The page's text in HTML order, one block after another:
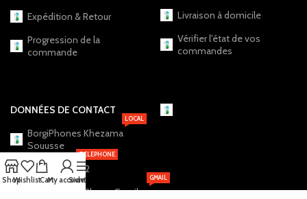
Expédition & Retour
Progression de la
commande
Livraison à domicile
Vérifier l'état de vos
commandes
DONNÉES DE CONTACT
BorgiPhones Khezama
Souusse
LOCAL
+216 20 12 19 22
TELEPHONE
BorgiPhones.Shop@Gmail.com
GMAIL
ShopWishlistCartMy account
Sidebar